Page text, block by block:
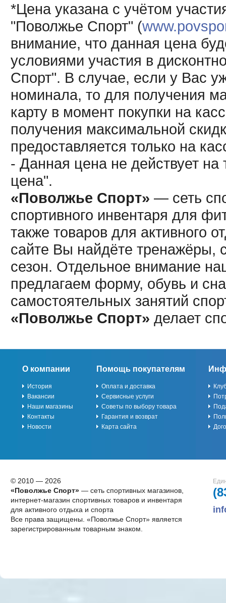
*Цена указана с учётом
"Поволжье Спорт" (
внимание, что данная цена
условиями участия в
Спорт". В случае, если у Вас
номинала, то для получения
карту в момент покупки на
получения максимальной
предоставляется только на
- Данная цена не действует
цена".
«Поволжье Спорт» — сеть
спортивного инвентаря для
также товаров для активного
сайте Вы найдёте тренажёры,
сезон. Отдельное внимание
предлагаем форму, обувь и
самостоятельных занятий
«Поволжье Спорт» делает
О компании
История
Вакансии
Наши магазины
Контакты
Новости
Помощь покупателям
Оплата и доставка
Сервисные услуги
Советы по выбору товара
Гарантия и возврат
Карта сайта
© 2010 — 2026
«Поволжье Спорт»— сеть спортивных магазинов,
интернет-магазин спортивных товаров и инвентаря
для активного отдыха и спорта
Все права защищены. «Поволжье Спорт» является
зарегистрированным товарным знаком.